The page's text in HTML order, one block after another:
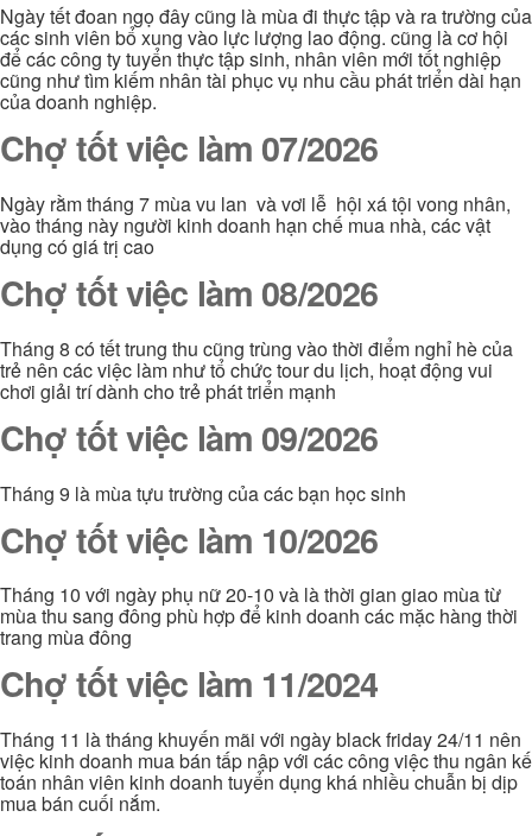
Ngày tết đoan ngọ đây cũng là mùa đi thực tập và ra trường của
các sinh viên bổ xung vào lực lượng lao động. cũng là cơ hội
để các công ty tuyển thực tập sinh, nhân viên mới tốt nghiệp
cũng như tìm kiếm nhân tài phục vụ nhu cầu phát triển dài hạn
của doanh nghiệp.
Chợ tốt việc làm 07/2026
Ngày rằm tháng 7 mùa vu lan và vơi lễ hội xá tội vong nhân,
vào tháng này người kinh doanh hạn chế mua nhà, các vật
dụng có giá trị cao
Chợ tốt việc làm 08/2026
Tháng 8 có tết trung thu cũng trùng vào thời điểm nghỉ hè của
trẻ nên các việc làm như tổ chức tour du lịch, hoạt động vui
chơi giải trí dành cho trẻ phát triển mạnh
Chợ tốt việc làm 09/2026
Tháng 9 là mùa tựu trường của các bạn học sinh
Chợ tốt việc làm 10/2026
Tháng 10 với ngày phụ nữ 20-10 và là thời gian giao mùa từ
mùa thu sang đông phù hợp để kinh doanh các mặc hàng thời
trang mùa đông
Chợ tốt việc làm 11/2024
Tháng 11 là tháng khuyến mãi với ngày black friday 24/11 nên
việc kinh doanh mua bán tấp nập với các công việc thu ngân kế
toán nhân viên kinh doanh tuyển dụng khá nhiều chuẫn bị dịp
mua bán cuối nắm.